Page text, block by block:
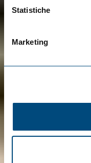
Statistiche
Marketing